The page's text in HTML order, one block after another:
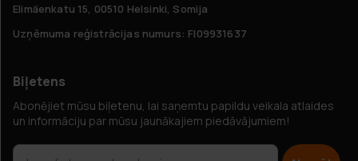
Elimäenkatu 15, 00510 Helsinki, Somija
Uzņēmuma reģistrācijas numurs: FI09931637
Biļetens
Abonējiet mūsu biļetenu, lai saņemtu papildu veikala atlaides
un informāciju par mūsu jaunākajiem piedāvājumiem!